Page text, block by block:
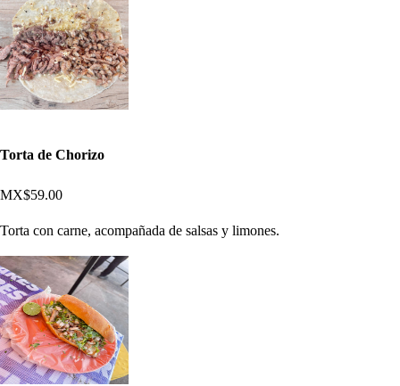
Torta de Chorizo
MX$59.00
Torta con carne, acompañada de salsas y limones.